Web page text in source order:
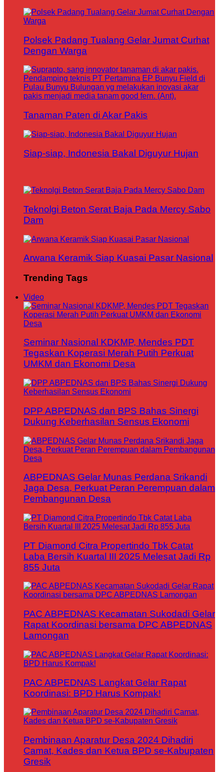
Polsek Padang Tualang Gelar Jumat Curhat
Dengan Warga
Tanaman Paten di Akar Pakis
Siap-siap, Indonesia Bakal Diguyur Hujan
Teknolgi Beton Serat Baja Pada Mercy Sabo
Dam
Arwana Keramik Siap Kuasai Pasar Nasional
Trending Tags
Video
Seminar Nasional KDKMP, Mendes PDT
Tegaskan Koperasi Merah Putih Perkuat
UMKM dan Ekonomi Desa
DPP ABPEDNAS dan BPS Bahas Sinergi
Dukung Keberhasilan Sensus Ekonomi
ABPEDNAS Gelar Munas Perdana Srikandi
Jaga Desa, Perkuat Peran Perempuan dalam
Pembangunan Desa
PT Diamond Citra Propertindo Tbk Catat
Laba Bersih Kuartal III 2025 Melesat Jadi Rp
855 Juta
PAC ABPEDNAS Kecamatan Sukodadi Gelar
Rapat Koordinasi bersama DPC ABPEDNAS
Lamongan
PAC ABPEDNAS Langkat Gelar Rapat
Koordinasi: BPD Harus Kompak!
Pembinaan Aparatur Desa 2024 Dihadiri
Camat, Kades dan Ketua BPD se-Kabupaten
Gresik